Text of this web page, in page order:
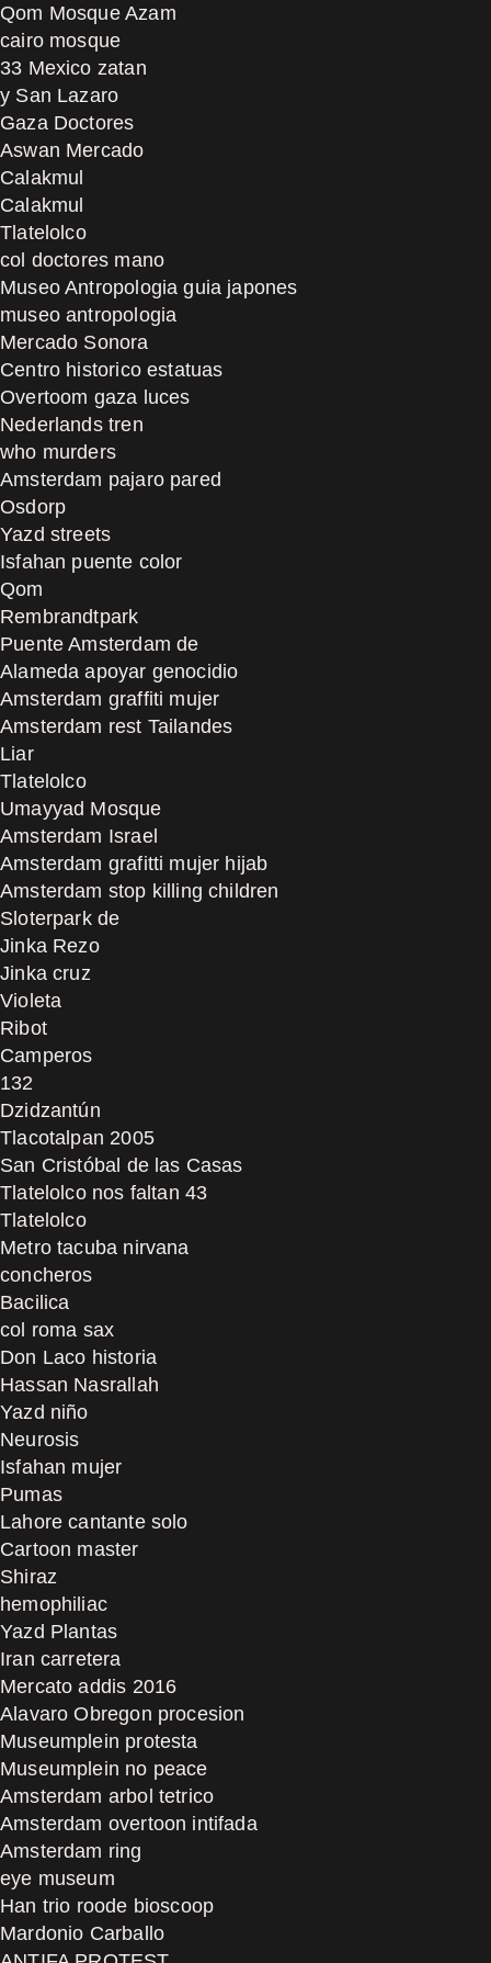
Qom Mosque Azam
cairo mosque
33 Mexico zatan
y San Lazaro
Gaza Doctores
Aswan Mercado
Calakmul
Calakmul
Tlatelolco
col doctores mano
Museo Antropologia guia japones
museo antropologia
Mercado Sonora
Centro historico estatuas
Overtoom gaza luces
Nederlands tren
who murders
Amsterdam pajaro pared
Osdorp
Yazd streets
Isfahan puente color
Qom
Rembrandtpark
Puente Amsterdam de
Alameda apoyar genocidio
Amsterdam graffiti mujer
Amsterdam rest Tailandes
Liar
Tlatelolco
Umayyad Mosque
Amsterdam Israel
Amsterdam grafitti mujer hijab
Amsterdam stop killing children
Sloterpark de
Jinka Rezo
Jinka cruz
Violeta
Ribot
Camperos
132
Dzidzantún
Tlacotalpan 2005
San Cristóbal de las Casas
Tlatelolco nos faltan 43
Tlatelolco
Metro tacuba nirvana
concheros
Bacilica
col roma sax
Don Laco historia
Hassan Nasrallah
Yazd niño
Neurosis
Isfahan mujer
Pumas
Lahore cantante solo
Cartoon master
Shiraz
hemophiliac
Yazd Plantas
Iran carretera
Mercato addis 2016
Alavaro Obregon procesion
Museumplein protesta
Museumplein no peace
Amsterdam arbol tetrico
Amsterdam overtoon intifada
Amsterdam ring
eye museum
Han trio roode bioscoop
Mardonio Carballo